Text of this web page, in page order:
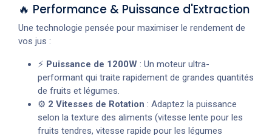
🔥 Performance & Puissance d'Extraction
Une technologie pensée pour maximiser le rendement de
vos jus :
⚡ Puissance de 1200W : Un moteur ultra-
performant qui traite rapidement de grandes quantités
de fruits et légumes.
⚙️ 2 Vitesses de Rotation : Adaptez la puissance
selon la texture des aliments (vitesse lente pour les
fruits tendres, vitesse rapide pour les légumes